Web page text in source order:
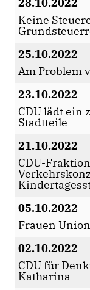
Keine
25.10.2022
Am Problem
23.10.2022
CDU lädt ein
Stadtteile
21.10.2022
CDU-
05.10.2022
Frauen
02.10.2022
CDU für
Katharina